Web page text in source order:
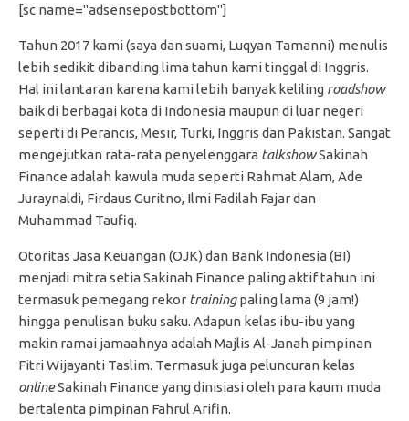
[sc name="adsensepostbottom"]
Tahun 2017 kami (saya dan suami, Luqyan Tamanni) menulis
lebih sedikit dibanding lima tahun kami tinggal di Inggris.
Hal ini lantaran karena kami lebih banyak keliling roadshow
baik di berbagai kota di Indonesia maupun di luar negeri
seperti di Perancis, Mesir, Turki, Inggris dan Pakistan. Sangat
mengejutkan rata-rata penyelenggara talkshowSakinah
Finance adalah kawula muda seperti Rahmat Alam, Ade
Juraynaldi, Firdaus Guritno, Ilmi Fadilah Fajar dan
Muhammad Taufiq.
Otoritas Jasa Keuangan (OJK) dan Bank Indonesia (BI)
menjadi mitra setia Sakinah Finance paling aktif tahun ini
termasuk pemegang rekor trainingpaling lama (9 jam!)
hingga penulisan buku saku. Adapun kelas ibu-ibu yang
makin ramai jamaahnya adalah Majlis Al-Janah pimpinan
Fitri Wijayanti Taslim. Termasuk juga peluncuran kelas
onlineSakinah Finance yang dinisiasi oleh para kaum muda
bertalenta pimpinan Fahrul Arifin.